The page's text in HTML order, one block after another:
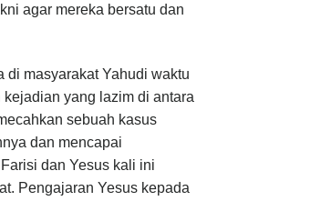
agar mereka bersatu dan
di masyarakat Yahudi waktu
yang lazim di antara
sebuah kasus
dan mencapai
dan Yesus kali ini
Pengajaran Yesus kepada